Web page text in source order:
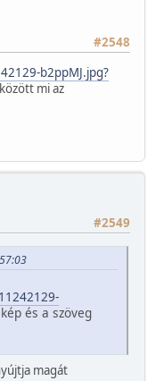
#2548
b2ppMJ.jpg?
mi az
#2549
és a szöveg
magát